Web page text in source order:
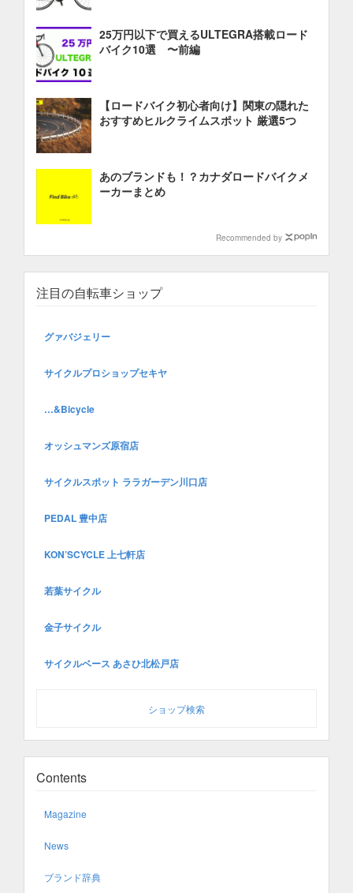
25万円以下で買えるULTEGRA搭載ロード
バイク10選 〜前編
【ロードバイク初心者向け】関東の隠れた
おすすめヒルクライムスポット 厳選5つ
あのブランドも！？カナダロードバイクメ
ーカーまとめ
Recommended by
注目の自転車ショップ
グァバジェリー
サイクルプロショップセキヤ
…&Bicycle
オッシュマンズ原宿店
サイクルスポット ララガーデン川口店
PEDAL 豊中店
KON’SCYCLE 上七軒店
若葉サイクル
金子サイクル
サイクルベース あさひ北松戸店
ショップ検索
Contents
Magazine
News
ブランド辞典